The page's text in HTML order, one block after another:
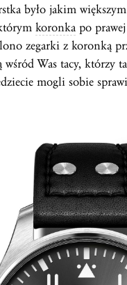
było jakim
koronka po
zegarki z koronką
wśród Was tacy, którzy
mogli sobie